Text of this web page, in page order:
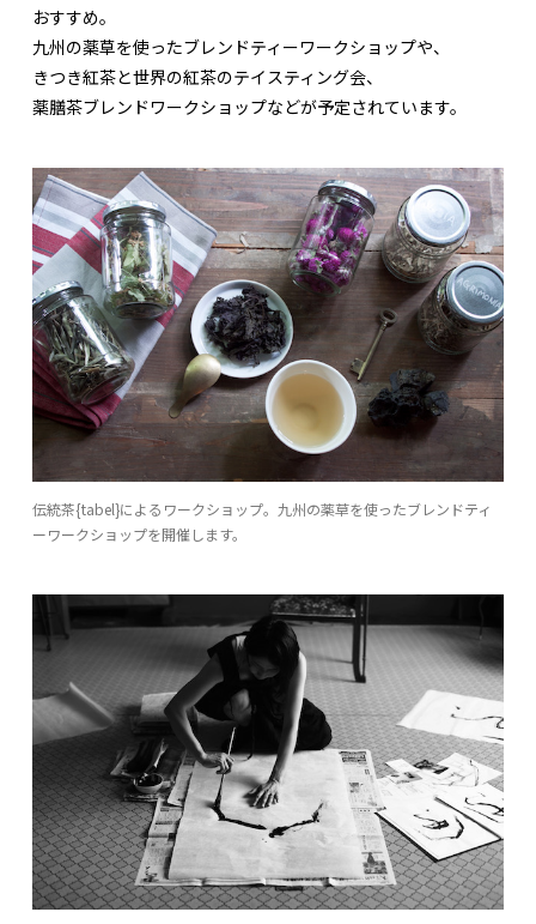
おすすめ。
九州の薬草を使ったブレンドティーワークショップや、
きつき紅茶と世界の紅茶のテイスティング会、
薬膳茶ブレンドワークショップなどが予定されています。
伝統茶{tabel}によるワークショップ。九州の薬草を使ったブレンドティ
ーワークショップを開催します。